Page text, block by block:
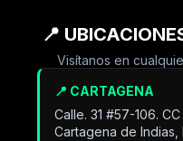
📍
Visítanos en
📍 CARTAGENA
Calle. 31 #57-106.
Cartagena de Indias,